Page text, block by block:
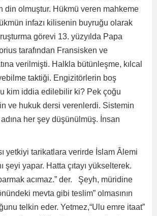
din olmuştur. Hükmü veren mahkeme
infazı kilisenin buyruğu olarak
görevi 13. yüzyılda Papa
tarafından Fransisken ve
verilmişti. Halkla bütünleşme, kılcal
taktiği. Engizitörlerin boş
kim iddia edilebilir ki? Pek çoğu
ve hukuk dersi verenlerdi. Sistemin
adına her şey düşünülmüş. İnsan
yetkiyi tarikatlara verirde İslam Âlemi
şeyi yapar. Hatta çıtayı yükselterek.
acımaz.” der. Şeyh, müridine
mevta gibi teslim” olmasının
telkin eder. Yetmez,“Ulu emre itaat”